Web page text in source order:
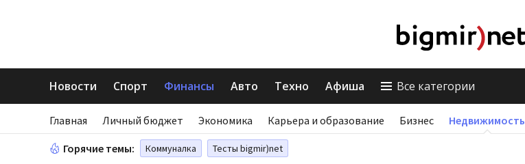
Новости Спорт Финансы Авто Техно Афиша Все категории
Главная Личный бюджет Экономика Карьера и образование Бизнес Недвижимость
Горячие темы: Коммуналка Тесты bigmir)net